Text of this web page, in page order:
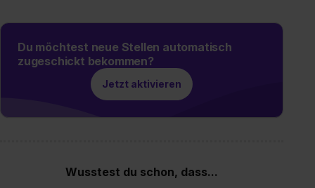
Du möchtest neue Stellen automatisch
zugeschickt bekommen?
Jetzt aktivieren
Wusstest du schon, dass...